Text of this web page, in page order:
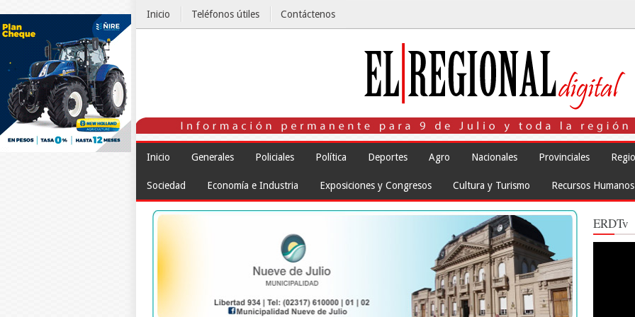
Inicio Teléfonos útiles Contáctenos
Inicio Generales Policiales Política Deportes Agro Nacionales Provinciales
Sociedad Economía e Industria Exposiciones y Congresos Cultura y Turismo Recursos Humanos
ERDTv